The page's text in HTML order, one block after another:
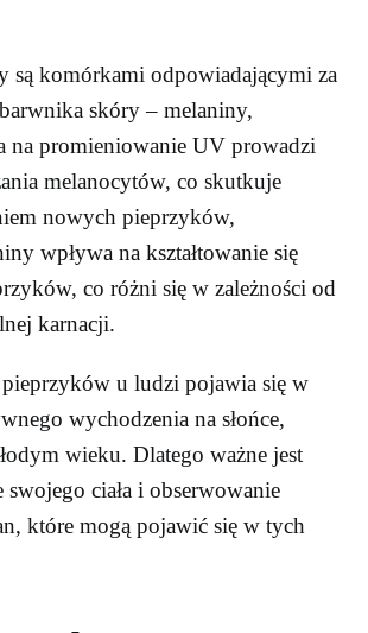
są komórkami odpowiadającymi za
skóry – melaniny,
na promieniowanie UV prowadzi
melanocytów, co skutkuje
nowych pieprzyków,
wpływa na kształtowanie się
co różni się w zależności od
karnacji.
pieprzyków u ludzi pojawia się w
wychodzenia na słońce,
wieku. Dlatego ważne jest
ciała i obserwowanie
które mogą pojawić się w tych